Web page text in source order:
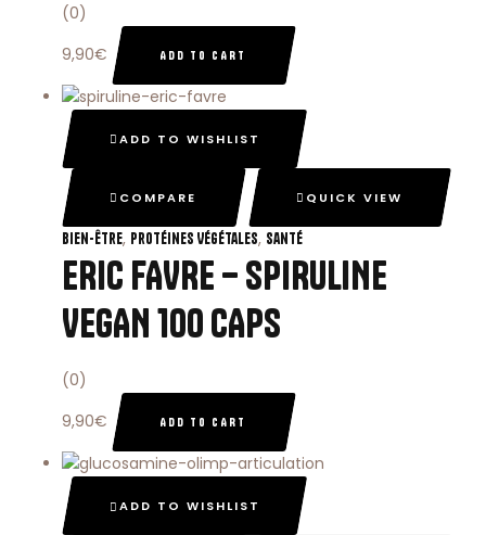
(0)
9,90€ ADD TO CART
ADD TO WISHLIST
COMPARE QUICK VIEW
Bien-Être, Protéines Végétales, Santé
ERIC FAVRE – SPIRULINE
VEGAN 100 CAPS
(0)
9,90€ ADD TO CART
ADD TO WISHLIST